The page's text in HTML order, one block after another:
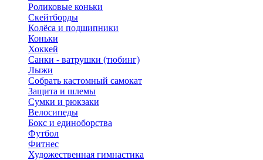
Роликовые коньки
Скейтборды
Колёса и подшипники
Коньки
Хоккей
Санки - ватрушки (тюбинг)
Лыжи
Собрать кастомный самокат
Защита и шлемы
Сумки и рюкзаки
Велосипеды
Бокс и единоборства
Футбол
Фитнес
Художественная гимнастика